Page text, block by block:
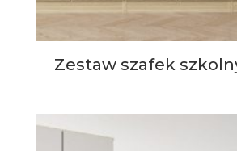
Zestaw szafek